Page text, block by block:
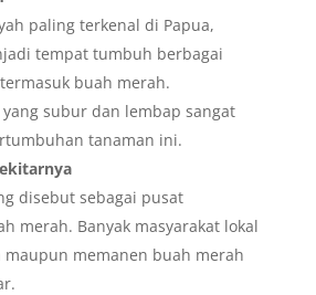
paling terkenal di Papua,
tempat tumbuh berbagai
buah merah.
subur dan lembap sangat
tanaman ini.
disebut sebagai pusat
merah. Banyak masyarakat lokal
maupun memanen buah merah